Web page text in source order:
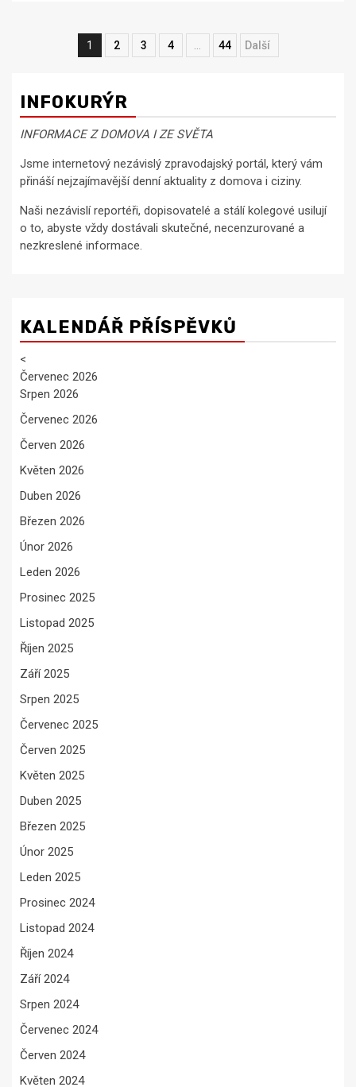
Navigace
příspěvky
1 2 3 4 44
INFOKURÝR
INFORMACE Z DOMOVA I ZE SVĚTA
Jsme internetový nezávislý zpravodajský portál, který vám
přináší nejzajímavější denní aktuality z domova i ciziny.
Naši nezávislí reportéři, dopisovatelé a stálí kolegové usilují
o to, abyste vždy dostávali skutečné, necenzurované a
nezkreslené informace.
KALENDÁŘ PŘÍSPĚVKŮ
<
Červenec 2026
Srpen 2026
Červenec 2026
Červen 2026
Květen 2026
Duben 2026
Březen 2026
Únor 2026
Leden 2026
Prosinec 2025
Listopad 2025
Říjen 2025
Září 2025
Srpen 2025
Červenec 2025
Červen 2025
Květen 2025
Duben 2025
Březen 2025
Únor 2025
Leden 2025
Prosinec 2024
Listopad 2024
Říjen 2024
Září 2024
Srpen 2024
Červenec 2024
Červen 2024
Květen 2024